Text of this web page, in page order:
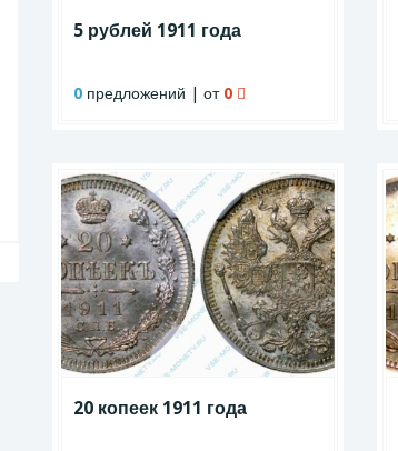
5 рублей 1911 года
0предложений | от 0
20 копеек 1911 года